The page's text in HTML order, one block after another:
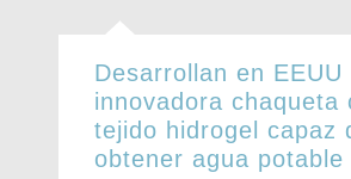
Desarrollan en EEUU
innovadora chaqueta
tejido hidrogel capaz
obtener agua potable